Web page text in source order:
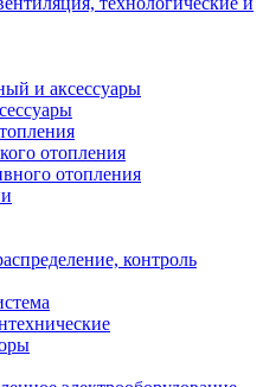
и аксессуары
отопления
отопления
контроль